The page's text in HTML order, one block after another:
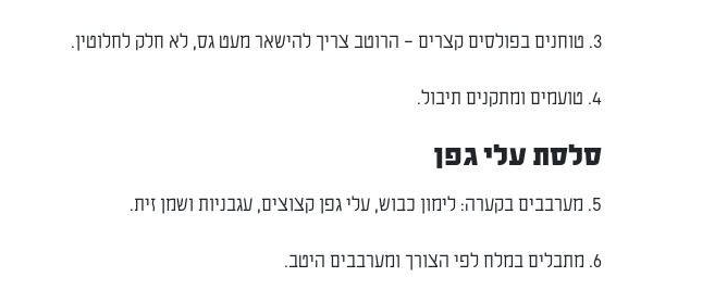
3. טוחנים בפולסים קצרים – הרוטב צריך להישאר מעט גס, לא חלק לחלוטין.
4. טועמים ומתקנים תיבול.
סלסת עלי גפן
5. מערבבים בקערה: לימון כבוש, עלי גפן קצוצים, עגבניות ושמן זית.
6. מתבלים במלח לפי הצורך ומערבבים היטב.